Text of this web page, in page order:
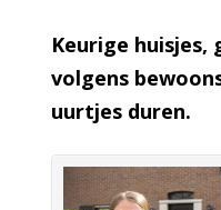
Keurige
volgens
uurtjes duren.